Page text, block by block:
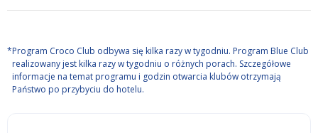
*Program Croco Club odbywa się kilka razy w tygodniu. Program Blue Club
realizowany jest kilka razy w tygodniu o różnych porach. Szczegółowe
informacje na temat programu i godzin otwarcia klubów otrzymają
Państwo po przybyciu do hotelu.